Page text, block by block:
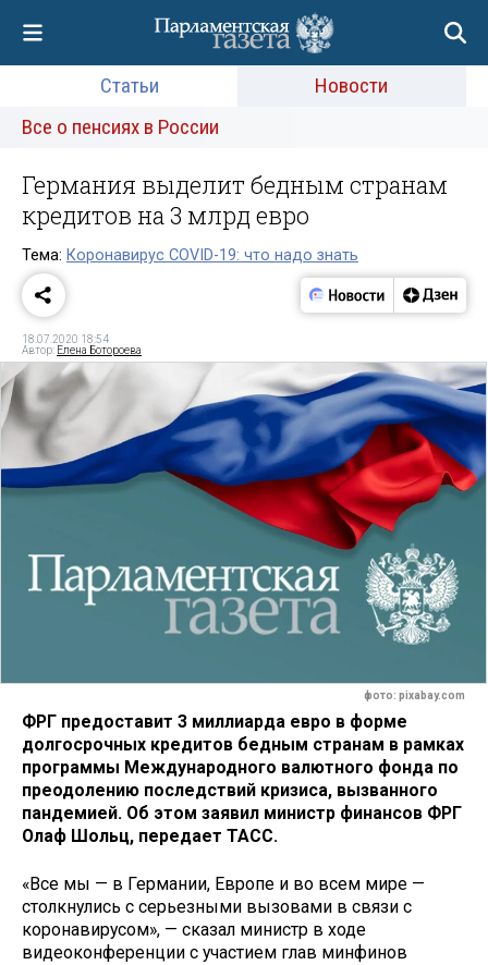
Статьи
Новости
Все о пенсиях в России
Германия выделит бедным странам
кредитов на 3 млрд евро
Тема: Коронавирус COVID-19: что надо знать
18.07.2020 18:54
Автор: Елена Ботороева
фото: pixabay.com
ФРГ предоставит 3 миллиарда евро в форме
долгосрочных кредитов бедным странам в рамках
программы Международного валютного фонда по
преодолению последствий кризиса, вызванного
пандемией. Об этом заявил министр финансов ФРГ
Олаф Шольц, передает ТАСС.
«Все мы — в Германии, Европе и во всем мире —
столкнулись с серьезными вызовами в связи с
коронавирусом», — сказал министр в ходе
видеоконференции с участием глав минфинов